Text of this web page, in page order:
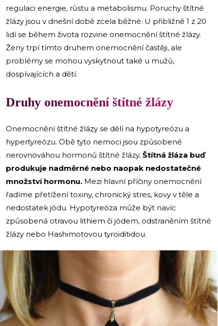
regulaci energie, růstu a metabolismu. Poruchy štítné
žlázy jsou v dnešní době zcela běžné. U přibližně 1 z 20
lidí se během života rozvine onemocnění štítné žlázy.
Ženy trpí tímto druhem onemocnění častěji, ale
problémy se mohou vyskytnout také u mužů,
dospívajících a dětí.
Druhy onemocnění štítné žlázy
Onemocnění štítné žlázy se dělí na hypotyreózu a
hypertyreózu. Obě tyto nemoci jsou způsobené
nerovnováhou hormonů štítné žlázy. Štítná žláza buď
produkuje nadměrné nebo naopak nedostatečné
množství hormonu. Mezi hlavní příčiny onemocnění
řadíme přetížení toxiny, chronický stres, kovy v těle a
nedostatek jódu. Hypotyreóza může být navíc
způsobená otravou lithiem či jódem, odstraněním štítné
žlázy nebo Hashimotovou tyroiditidou.